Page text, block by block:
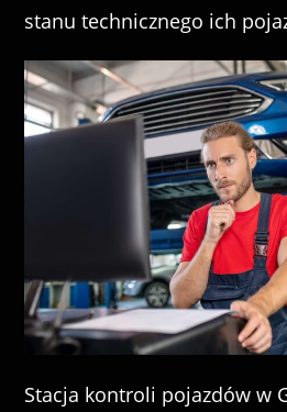
stanu technicznego ich
Stacja kontroli pojazdów w